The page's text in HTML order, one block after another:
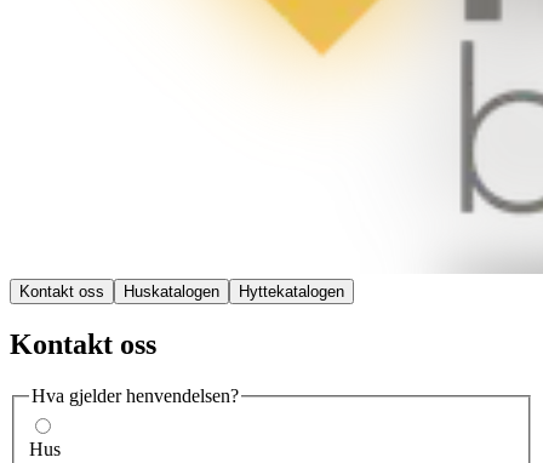
Kontakt oss Huskatalogen Hyttekatalogen
Kontakt oss
Hva gjelder henvendelsen?
Hus